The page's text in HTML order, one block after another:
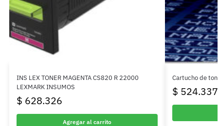
INS LEX TONER MAGENTA CS820 R 22000
LEXMARK INSUMOS
$ 628.326
Agregar al carrito
Cartucho de
$ 524.337